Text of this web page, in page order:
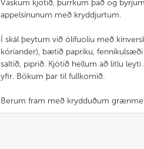
Vaskum kjötið, þurrkum það og
appelsínunum með kryddjurtum.
Í skál þeytum við ólífuolíu með
kóríander), bætið papriku,
saltið, piprið. Kjötið hellum að litlu
yfir. Bökum þar til fullkomið.
Berum fram með krydduðum